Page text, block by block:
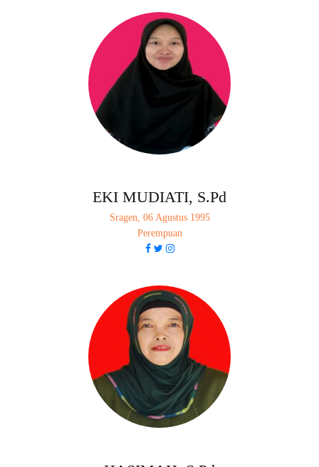
EKI MUDIATI, S.Pd
Sragen, 06 Agustus 1995
Perempuan